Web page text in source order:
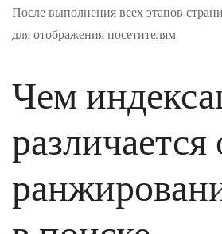
После выполнения всех этапов
для отображения посетителям.
Чем
различается